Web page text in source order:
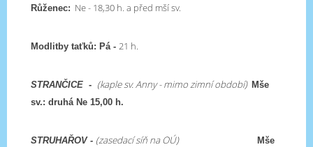
Růženec: Ne - 18,30 h. a před mší sv.
Modlitby taťků: Pá - 21 h.
STRANČICE - (kaple sv. Anny - mimo zimní období) Mše
sv.: druhá Ne 15,00 h.
STRUHAŘOV - (zasedací síň na OÚ)Mše